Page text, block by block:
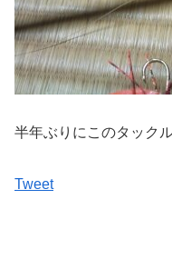
半年ぶりにこのタック
Tweet